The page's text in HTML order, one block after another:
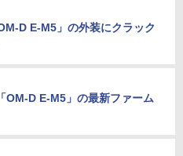
D E-M5」の外装にクラック
OM-D E-M5」の最新ファーム